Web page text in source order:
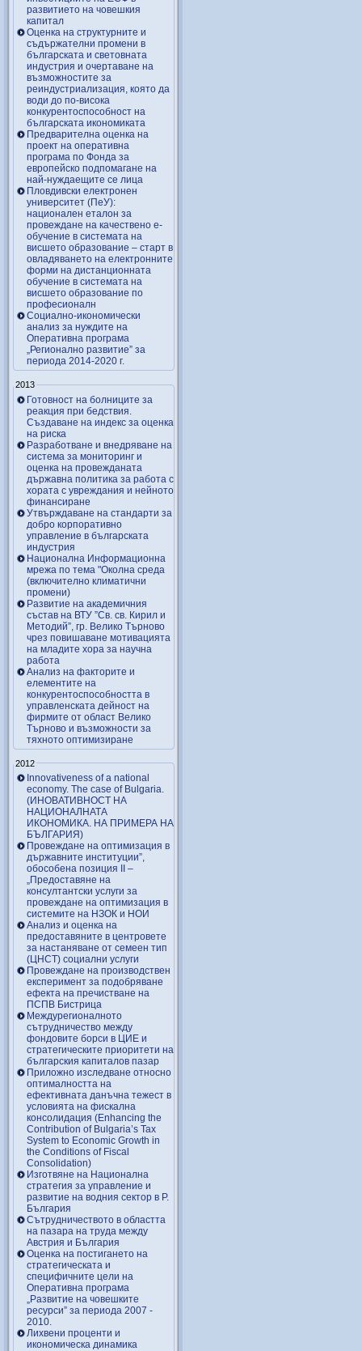
развитието на човешкия
капитал
Оценка на структурните и
съдържателни промени в
българската и световната
индустрия и очертаване на
възможностите за
реиндустриализация, която да
води до по-висока
конкурентоспособност на
българската икономиката
Предварителна оценка на
проект на оперативна
програма по Фонда за
европейско подпомагане на
най-нуждаещите се лица
Пловдивски електронен
университет (ПеУ):
национален еталон за
провеждане на качествено е-
обучение в системата на
висшето образование – старт в
овладяването на електронните
форми на дистанционната
обучение в системата на
висшето образование по
професионалн
Социално-икономически
анализ за нуждите на
Оперативна програма
„Регионално развитие” за
периода 2014-2020 г.
2013
Готовност на болниците за
реакция при бедствия.
Създаване на индекс за оценка
на риска
Разработване и внедряване на
система за мониторинг и
оценка на провежданата
държавна политика за работа с
хората с увреждания и нейното
финансиране
Утвърждаване на стандарти за
добро корпоративно
управление в българската
индустрия
Национална Информационна
мрежа по тема "Околна среда
(включително климатични
промени)
Развитие на академичния
състав на ВТУ ”Св. св. Кирил и
Методий”, гр. Велико Търново
чрез повишаване мотивацията
на младите хора за научна
работа
Анализ на факторите и
елементите на
конкурентоспособността в
управленската дейност на
фирмите от област Велико
Търново и възможности за
тяхното оптимизиране
2012
Innovativeness of a national
economy. The case of Bulgaria.
(ИНОВАТИВНОСТ НА
НАЦИОНАЛНАТА
ИКОНОМИКА. НА ПРИМЕРА НА
БЪЛГАРИЯ)
Провеждане на оптимизация в
държавните институции”,
обособена позиция ІІ –
„Предоставяне на
консултантски услуги за
провеждане на оптимизация в
системите на НЗОК и НОИ
Анализ и оценка на
предоставяните в центровете
за настаняване от семеен тип
(ЦНСТ) социални услуги
Провеждане на производствен
експеримент за подобряване
ефекта на пречистване на
ПСПВ Бистрица
Междурегионалното
сътрудничество между
фондовите борси в ЦИЕ и
стратегическите приоритети на
българския капиталов пазар
Приложно изследване относно
оптималността на
ефективната данъчна тежест в
условията на фискална
консолидация (Enhancing the
Contribution of Bulgaria’s Tax
System to Economic Growth in
the Conditions of Fiscal
Consolidation)
Изготвяне на Национална
стратегия за управление и
развитие на водния сектор в Р.
България
Сътрудничеството в областта
на пазара на труда между
Австрия и България
Оценка на постигането на
стратегическата и
специфичните цели на
Оперативна програма
„Развитие на човешките
ресурси” за периода 2007 ‑
2010.
Лихвени проценти и
икономическа динамика